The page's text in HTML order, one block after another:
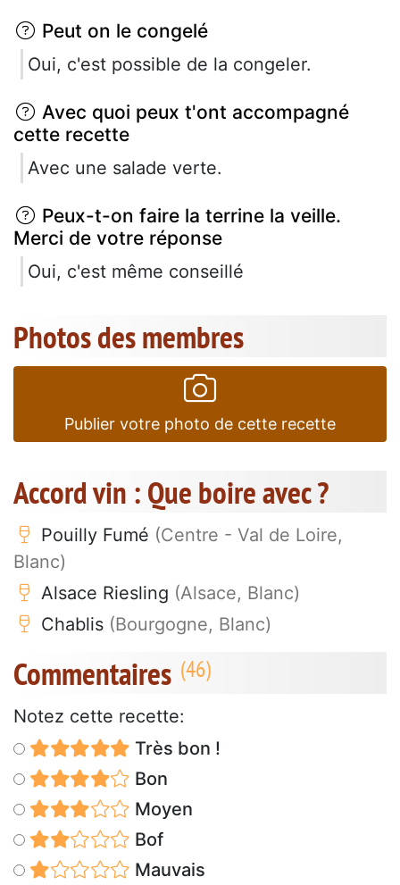
Peut on le congelé
Oui, c'est possible de la congeler.
Avec quoi peux t'ont accompagné
cette recette
Avec une salade verte.
Peux-t-on faire la terrine la veille.
Merci de votre réponse
Oui, c'est même conseillé
Photos des membres
Publier votre photo de cette recette
Accord vin : Que boire avec ?
Pouilly Fumé (Centre - Val de Loire,
Blanc)
Alsace Riesling (Alsace, Blanc)
Chablis (Bourgogne, Blanc)
Commentaires
Notez cette recette:
Très bon !
Bon
Moyen
Bof
Mauvais